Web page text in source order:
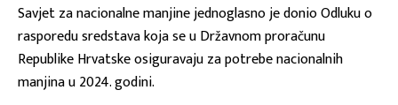
Savjet za nacionalne manjine jednoglasno je donio Odluku o
rasporedu sredstava koja se u Državnom proračunu
Republike Hrvatske osiguravaju za potrebe nacionalnih
manjina u 2024. godini.